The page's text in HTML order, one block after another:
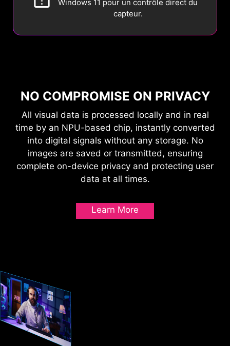
Windows 11 pour un contrôle direct du
capteur.
NO COMPROMISE ON PRIVACY
All visual data is processed locally and in real
time by an NPU-based chip, instantly converted
into digital signals without any storage. No
images are saved or transmitted, ensuring
complete on-device privacy and protecting user
data at all times.
Learn More